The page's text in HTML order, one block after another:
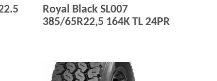
Royal Black SL007
385/65R22,5 164K TL 24PR